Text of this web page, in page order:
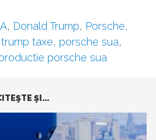
, Donald Trump, Porsche,
taxe, porsche sua,
porsche sua
ŞI...